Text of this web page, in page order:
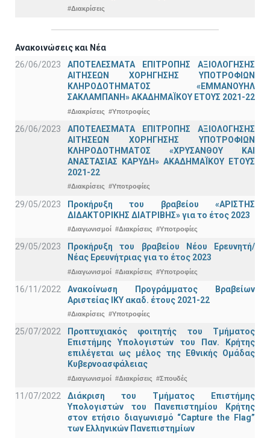
#Διακρίσεις
Ανακοινώσεις και Νέα
26/06/2023
ΑΠΟΤΕΛΕΣΜΑΤΑ ΕΠΙΤΡΟΠΗΣ ΑΞΙΟΛΟΓΗΣΗΣ
ΑΙΤΗΣΕΩΝ ΧΟΡΗΓΗΣΗΣ ΥΠΟΤΡΟΦΙΩΝ
ΚΛΗΡΟΔΟΤΗΜΑΤΟΣ «ΕΜΜΑΝΟΥΗΛ
ΣΑΚΛΑΜΠΑΝΗ» ΑΚΑΔΗΜΑΪΚΟΥ ΕΤΟΥΣ 2021-22
#Διακρίσεις #Υποτροφίες
26/06/2023
ΑΠΟΤΕΛΕΣΜΑΤΑ ΕΠΙΤΡΟΠΗΣ ΑΞΙΟΛΟΓΗΣΗΣ
ΑΙΤΗΣΕΩΝ ΧΟΡΗΓΗΣΗΣ ΥΠΟΤΡΟΦΙΩΝ
ΚΛΗΡΟΔΟΤΗΜΑΤΟΣ «ΧΡΥΣΑΝΘΟΥ ΚΑΙ
ΑΝΑΣΤΑΣΙΑΣ ΚΑΡΥΔΗ» ΑΚΑΔΗΜΑΪΚΟΥ ΕΤΟΥΣ
2021-22
#Διακρίσεις #Υποτροφίες
29/05/2023
Προκήρυξη του βραβείου «ΑΡΙΣΤΗΣ
ΔΙΔΑΚΤΟΡΙΚΗΣ ΔΙΑΤΡΙΒΗΣ» για το έτος 2023
#Διαγωνισμοί #Διακρίσεις #Υποτροφίες
29/05/2023
Προκήρυξη του βραβείου Νέου Ερευνητή/
Νέας Ερευνήτριας για το έτος 2023
#Διαγωνισμοί #Διακρίσεις #Υποτροφίες
16/11/2022
Ανακοίνωση Προγράμματος Βραβείων
Αριστείας ΙΚΥ ακαδ. έτους 2021-22
#Διακρίσεις #Υποτροφίες
25/07/2022
Προπτυχιακός φοιτητής του Τμήματος
Επιστήμης Υπολογιστών του Παν. Κρήτης
επιλέγεται ως μέλος της Εθνικής Ομάδας
Κυβερνοασφάλειας
#Διαγωνισμοί #Διακρίσεις #Σπουδές
11/07/2022
Διάκριση του Τμήματος Επιστήμης
Υπολογιστών του Πανεπιστημίου Κρήτης
στον ετήσιο διαγωνισμό “Capture the Flag”
των Ελληνικών Πανεπιστημίων